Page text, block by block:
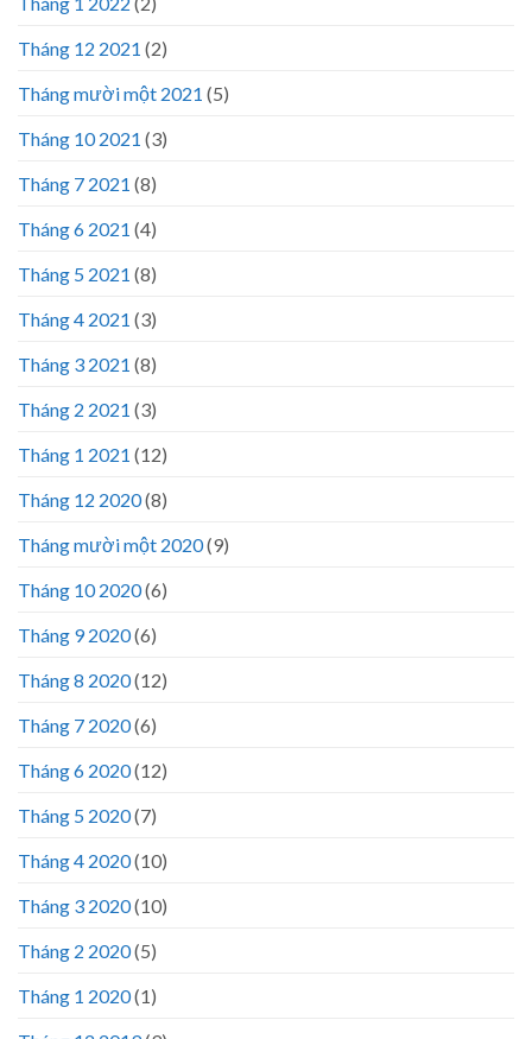
Tháng 12 2021 (2)
Tháng mười một 2021 (5)
Tháng 10 2021 (3)
Tháng 7 2021 (8)
Tháng 6 2021 (4)
Tháng 5 2021 (8)
Tháng 4 2021 (3)
Tháng 3 2021 (8)
Tháng 2 2021 (3)
Tháng 1 2021 (12)
Tháng 12 2020(8)
Tháng mười một 2020(9)
Tháng 10 2020(6)
Tháng 9 2020(6)
Tháng 8 2020(12)
Tháng 7 2020(6)
Tháng 6 2020(12)
Tháng 5 2020(7)
Tháng 4 2020(10)
Tháng 3 2020(10)
Tháng 2 2020(5)
Tháng 1 2020(1)